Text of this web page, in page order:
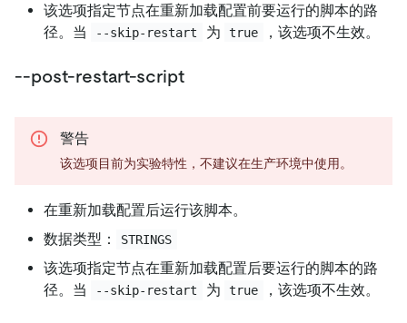
该选项指定节点在重新加载配置前要运行的脚本的路
径。当
--skip-restart 为 true ，该选项不生效。
--post-restart-script
警告
该选项目前为实验特性，不建议在生产环境中使用。
在重新加载配置后运行该脚本。
数据类型：
STRINGS
该选项指定节点在重新加载配置后要运行的脚本的路
径。当
--skip-restart 为 true ，该选项不生效。